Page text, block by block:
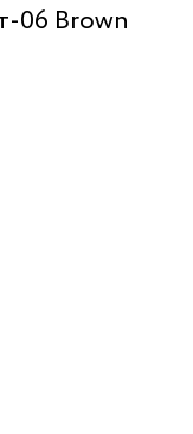
06 Brown